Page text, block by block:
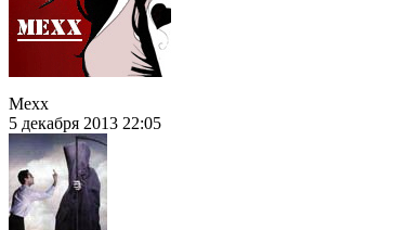
Mexx
5 декабря 2013 22:05